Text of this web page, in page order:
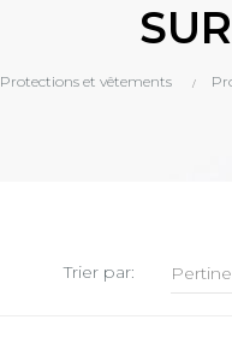
Protections et vêtements
Trier par: